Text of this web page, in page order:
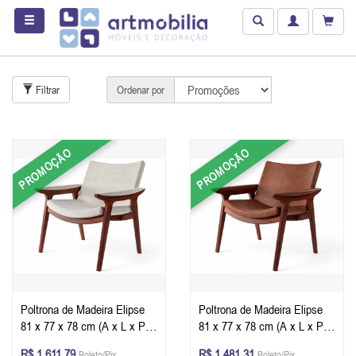
Filtrar Ordenar por
PROMOÇÃO
Poltrona de Madeira Elipse
81 x 77 x 78 cm (A x L x P) -
PROMOÇÃO
Poltrona de Madeira Elipse
81 x 77 x 78 cm (A x L x P) -